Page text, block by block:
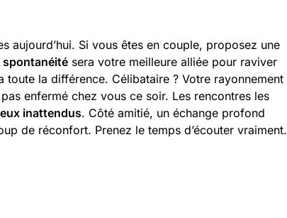
aujourd’hui. Si vous êtes en couple, proposez une
spontanéité sera votre meilleure alliée pour raviver
toute la différence. Célibataire ? Votre rayonnement
enfermé chez vous ce soir. Les rencontres les
inattendus. Côté amitié, un échange profond
de réconfort. Prenez le temps d’écouter vraiment.